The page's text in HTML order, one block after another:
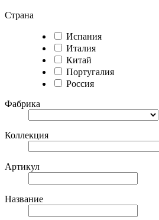
Страна
Испания
Италия
Китай
Португалия
Россия
Фабрика
Коллекция
Артикул
Название